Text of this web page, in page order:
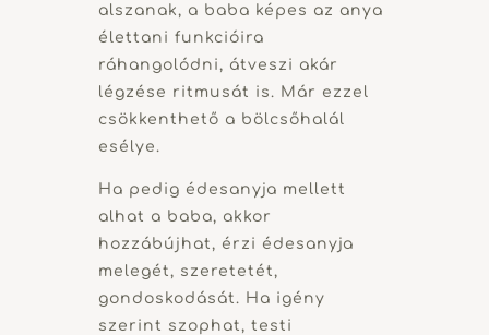
alszanak, a baba képes az anya
élettani funkcióira
ráhangolódni, átveszi akár
légzése ritmusát is. Már ezzel
csökkenthető a bölcsőhalál
esélye.
Ha pedig édesanyja mellett
alhat a baba, akkor
hozzábújhat, érzi édesanyja
melegét, szeretetét,
gondoskodását. Ha igény
szerint szophat, testi